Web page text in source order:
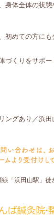
身体全体の状
初めての方に
づくりをサポー
ングあり／浜
線「浜田山駅」徒